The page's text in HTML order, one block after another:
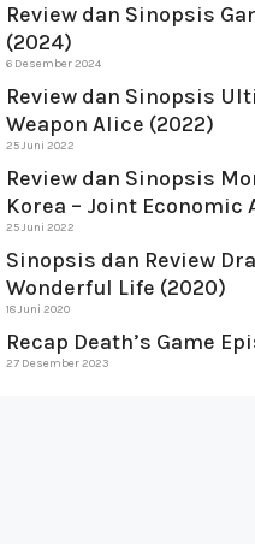
Review dan Sinopsis
(2024)
6 Desember 2024
Review dan Sinopsis
Weapon Alice (2022)
25 Juni 2022
Review dan Sinopsis
Korea – Joint Economic
25 Juni 2022
Sinopsis dan Review
Wonderful Life (2020)
18 Juni 2020
Recap Death’s Game
27 Desember 2023